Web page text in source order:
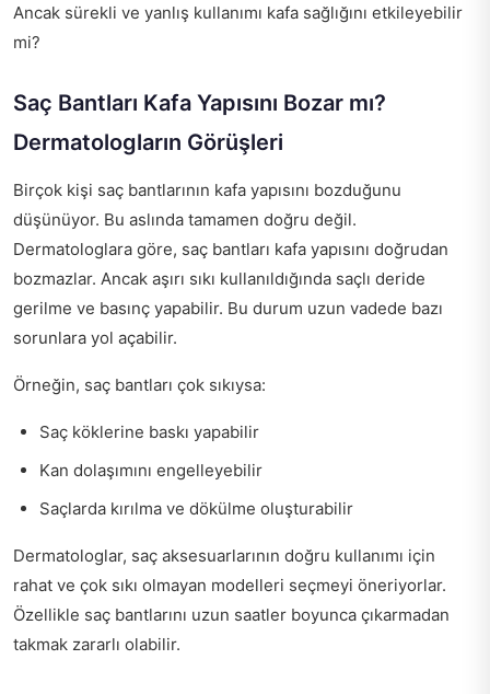
Ancak sürekli ve yanlış kullanımı kafa sağlığını etkileyebilir
mi?
Saç Bantları Kafa Yapısını Bozar mı?
Dermatologların Görüşleri
Birçok kişi saç bantlarının kafa yapısını bozduğunu
düşünüyor. Bu aslında tamamen doğru değil.
Dermatologlara göre, saç bantları kafa yapısını doğrudan
bozmazlar. Ancak aşırı sıkı kullanıldığında saçlı deride
gerilme ve basınç yapabilir. Bu durum uzun vadede bazı
sorunlara yol açabilir.
Örneğin, saç bantları çok sıkıysa:
Saç köklerine baskı yapabilir
Kan dolaşımını engelleyebilir
Saçlarda kırılma ve dökülme oluşturabilir
Dermatologlar, saç aksesuarlarının doğru kullanımı için
rahat ve çok sıkı olmayan modelleri seçmeyi öneriyorlar.
Özellikle saç bantlarını uzun saatler boyunca çıkarmadan
takmak zararlı olabilir.